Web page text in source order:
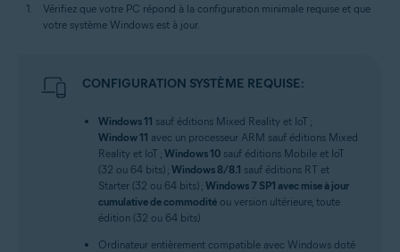
Vérifiez que votre PC répond à la configuration minimale requise et que
votre système Windows est à jour.
CONFIGURATION SYSTÈME REQUISE:
Windows 11 sauf éditions Mixed Reality et IoT ;
Window 11 avec un processeur ARM sauf éditions Mixed
Reality et IoT ; Windows 10 sauf éditions Mobile et IoT
(32 ou 64 bits) ; Windows 8/8.1 sauf éditions RT et
Starter (32 ou 64 bits) ; Windows 7 SP1 avec mise à jour
cumulative de commodité ou version ultérieure, toute
édition (32 ou 64 bits)
Ordinateur entièrement compatible avec Windows doté